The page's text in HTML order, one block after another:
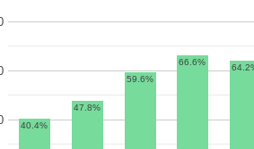
40.4%
47.8%
59.6%
66.6%